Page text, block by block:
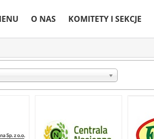
O NAS KOMITETY I SEKCJE